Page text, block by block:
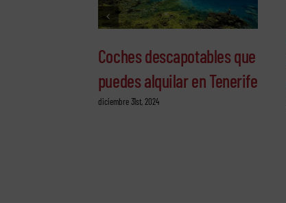
Coches descapotables que
puedes alquilar en Tenerife
diciembre 31st, 2024